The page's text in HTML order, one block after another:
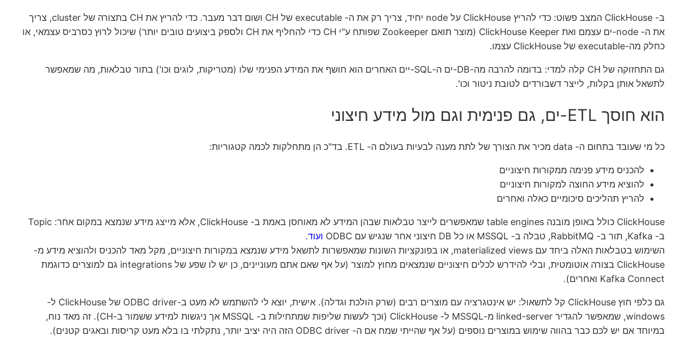
ב- ClickHouse המצב פשוט: כדי להריץ ClickHouse על node יחיד, צריך רק את ה- executable של CH ושום דבר מעבר. כדי להריץ את CH בתצורה של cluster, צריך
את ה- node-ים עצמם ואת ClickHouse Keeper (מוצר תואם Zookeeper שפותח ע"י CH כדי להחליף את CH ולספק ביצועים טובים יותר) שיכול לרוץ כסרביס עצמאי, או
כחלק מה-executable של ClickHouse עצמו.
גם התחזוקה של CH קלה למדי: בדומה להרבה מה-DB-ים ה-SQL-יים האחרים הוא חושף את המידע הפנימי שלו (מטריקות, לוגים וכו') בתור טבלאות, מה שמאפשר
לתשאל אותן בקלות, לייצר דשבורדים לטובת ניטור וכו'.
הוא חוסך ETL-ים, גם פנימית וגם מול מידע חיצוני
כל מי שעובד בתחום ה- data מכיר את הצורך של לתת מענה לבעיות בעולם ה- ETL. בד"כ הן מתחלקות לכמה קטגוריות:
להכניס מידע פנימה ממקורות חיצוניים
להוציא מידע החוצה למקורות חיצוניים
להריץ תהליכים סיכומיים כאלה ואחרים
ClickHouse כולל באופן מובנה table engines שמאפשרים לייצר טבלאות שבהן המידע לא מאוחסן באמת ב- ClickHouse, אלא מייצג מידע שנמצא במקום אחר: Topic
ב- Kafka, תור ב- RabbitMQ, טבלה ב- MSSQL או כל DB חיצוני אחר שנגיש עם ODBC
ועוד.
השימוש בטבלאות האלה ביחד עם materialized views, או בפונקציות השונות שמאפשרות לתשאל מידע שנמצא במקורות חיצוניים, מקל מאד להכניס ולהוציא מידע מ-
ClickHouse בצורה אוטומטית, ובלי להידרש לכלים חיצוניים שנמצאים מחוץ למוצר (על אף שאם אתם מעוניינים, כן יש לו שפע של integrations גם למוצרים כדוגמת
Kafka Connect ואחרים).
גם כלפי חוץ ClickHouse קל לתשאול: יש אינטגרציה עם מוצרים רבים (שרק הולכת וגדלה). אישית, יוצא לי להשתמש לא מעט ב-ODBC driver של ClickHouse ל-
windows, שמאפשר להגדיר linked-server מ-MSSQL ל- ClickHouse (וכך לעשות שליפות שמתחילות ב- MSSQL אך ניגשות למידע ששמור ב-CH). זה מאד נוח,
במיוחד אם יש לכם כבר בהווה שימוש במוצרים נוספים (על אף שהייתי שמח אם ה- ODBC driver הזה היה יציב יותר, נתקלתי בו בלא מעט קריסות ובאגים קטנים).